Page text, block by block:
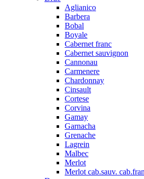
Aglianico
Barbera
Bobal
Boyale
Cabernet franc
Cabernet sauvignon
Cannonau
Carmenere
Chardonnay
Cinsault
Cortese
Corvina
Gamay
Garnacha
Grenache
Lagrein
Malbec
Merlot
Merlot cab.sauv.